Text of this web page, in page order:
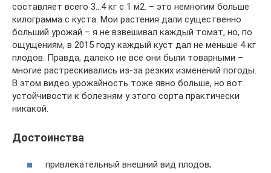
составляет всего 3…4 кг с 1 м2. – это немногим больше
килограмма с куста. Мои растения дали существенно
больший урожай – я не взвешивал каждый томат, но, по
ощущениям, в 2015 году каждый куст дал не меньше 4 кг
плодов. Правда, далеко не все они были товарными –
многие растрескивались из-за резких изменений погоды.
В этом видео урожайность тоже явно больше, но вот
устойчивости к болезням у этого сорта практически
никакой.
Достоинства
привлекательный внешний вид плодов;